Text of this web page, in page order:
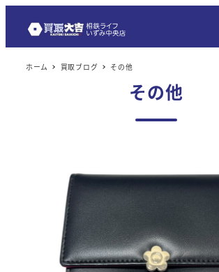
ホーム 買取ブログ その他
その他